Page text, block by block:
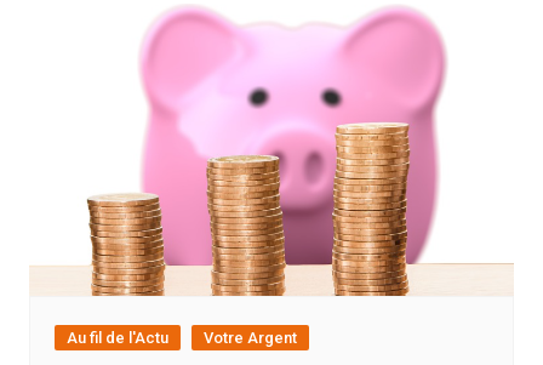
Au fil de l'Actu Votre Argent